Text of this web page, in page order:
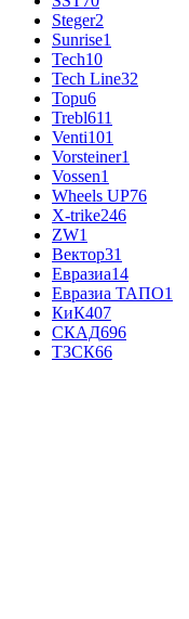
Steger2
Sunrise1
Tech10
Tech Line32
Topu6
Trebl611
Venti101
Vorsteiner1
Vossen1
Wheels UP76
X-trike246
ZW1
Вектор31
Евразиа14
Евразиа ТАПО1
КиК407
СКАД696
ТЗСК66